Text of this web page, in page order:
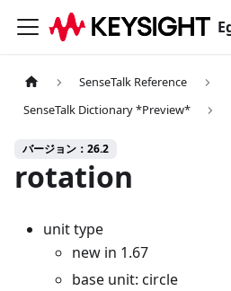
SenseTalk Reference
SenseTalk Dictionary *Preview*
バージョン：26.2
rotation
unit type
new in 1.67
base unit: circle